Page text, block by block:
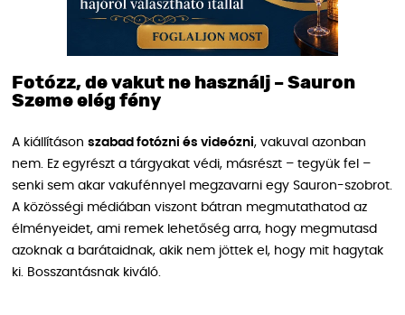
Fotózz, de vakut ne használj – Sauron
Szeme elég fény
A kiállításon szabad fotózni és videózni, vakuval azonban
nem. Ez egyrészt a tárgyakat védi, másrészt – tegyük fel –
senki sem akar vakufénnyel megzavarni egy Sauron-szobrot.
A közösségi médiában viszont bátran megmutathatod az
élményeidet, ami remek lehetőség arra, hogy megmutasd
azoknak a barátaidnak, akik nem jöttek el, hogy mit hagytak
ki. Bosszantásnak kiváló.